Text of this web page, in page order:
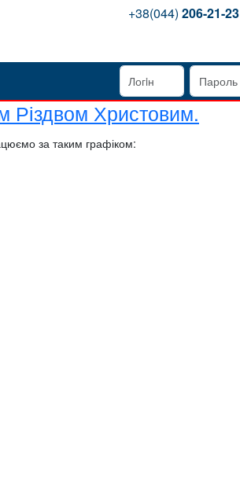
+38(044) 206-21-23
Різдвом Христовим.
за таким графіком: